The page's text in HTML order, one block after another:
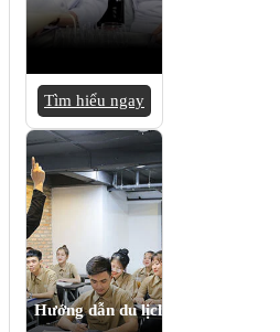
Tìm hiểu ngay
Hướng dẫn du lịch